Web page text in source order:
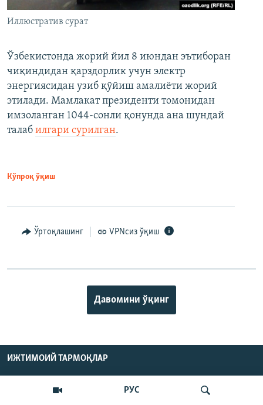
РУС
Иллюстратив сурат
Ўзбекистонда жорий йил 8 июндан эътиборан
чиқиндидан қарздорлик учун электр
энергиясидан узиб қўйиш амалиёти жорий
этилади. Мамлакат президенти томонидан
имзоланган 1044-сонли қонунда ана шундай
талаб илгари сурилган.
Кўпроқ ўқиш
Ўртоқлашинг VPNсиз ўқиш
Давомини ўқинг
ИЖТИМОИЙ ТАРМОҚЛАР